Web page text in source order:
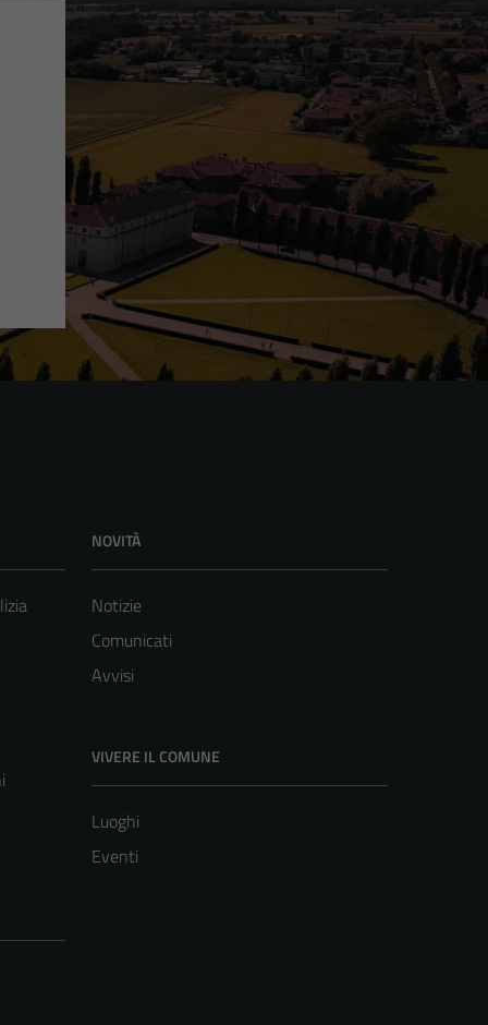
NOVITÀ
Notizie
Comunicati
Avvisi
VIVERE IL COMUNE
Luoghi
Eventi